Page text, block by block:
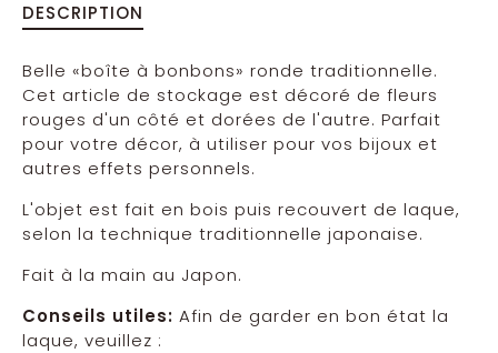
DESCRIPTION
Belle «boîte à bonbons» ronde traditionnelle.
Cet article de stockage est décoré de fleurs
rouges d'un côté et dorées de l'autre. Parfait
pour votre décor, à utiliser pour vos bijoux et
autres effets personnels.
L'objet est fait en bois puis recouvert de laque,
selon la technique traditionnelle japonaise.
Fait à la main au Japon.
Conseils utiles: Afin de garder en bon état la
laque, veuillez :